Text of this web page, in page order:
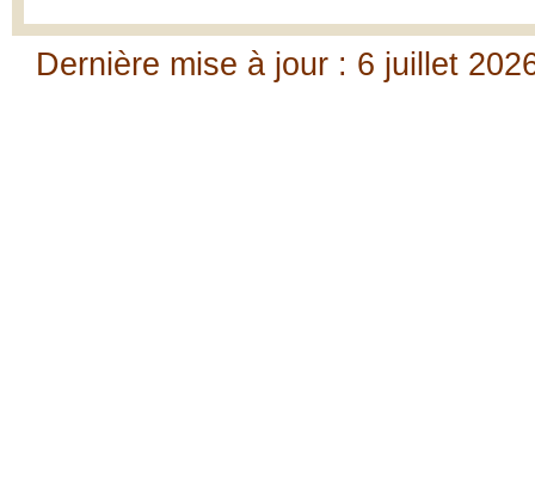
Dernière mise à jour : 6 juillet